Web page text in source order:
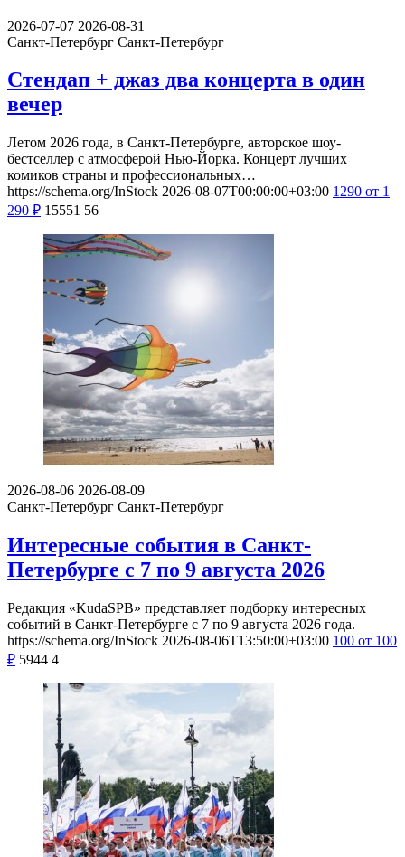
2026-07-07 2026-08-31
Санкт-Петербург Санкт-Петербург
Стендап + джаз два концерта в один
вечер
Летом 2026 года, в Санкт-Петербурге, авторское шоу-
бестселлер с атмосферой Нью-Йорка. Концерт лучших
комиков страны и профессиональных…
https://schema.org/InStock 2026-08-07T00:00:00+03:00 1290 от 1
290 ₽ 15551 56
2026-08-06 2026-08-09
Санкт-Петербург Санкт-Петербург
Интересные события в Санкт-
Петербурге с 7 по 9 августа 2026
Редакция «KudaSPB» представляет подборку интересных
событий в Санкт-Петербурге с 7 по 9 августа 2026 года.
https://schema.org/InStock 2026-08-06T13:50:00+03:00 100 от 100
₽ 5944 4